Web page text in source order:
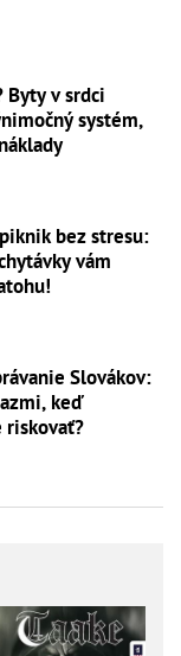
v srdci
systém,
bez stresu:
vám
Slovákov:
keď
riskovať?